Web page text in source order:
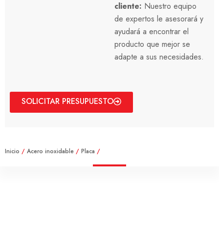
cliente: Nuestro equipo
de expertos le asesorará y
ayudará a encontrar el
producto que mejor se
adapte a sus necesidades.
SOLICITAR PRESUPUESTO
Inicio / Acero inoxidable / Placa /